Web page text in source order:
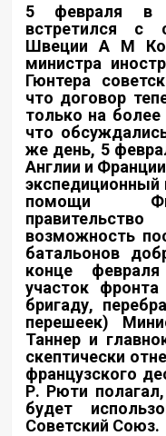
5 февраля в
встретился с
Швеции А М
министра
Гюнтера
что договор
только на
что
же день, 5
Англии и
помощи
возможность
батальонов
конце
участок
бригаду,
перешеек)
Таннер и
скептически
французского
Р. Рюти
будет
Советский Союз.